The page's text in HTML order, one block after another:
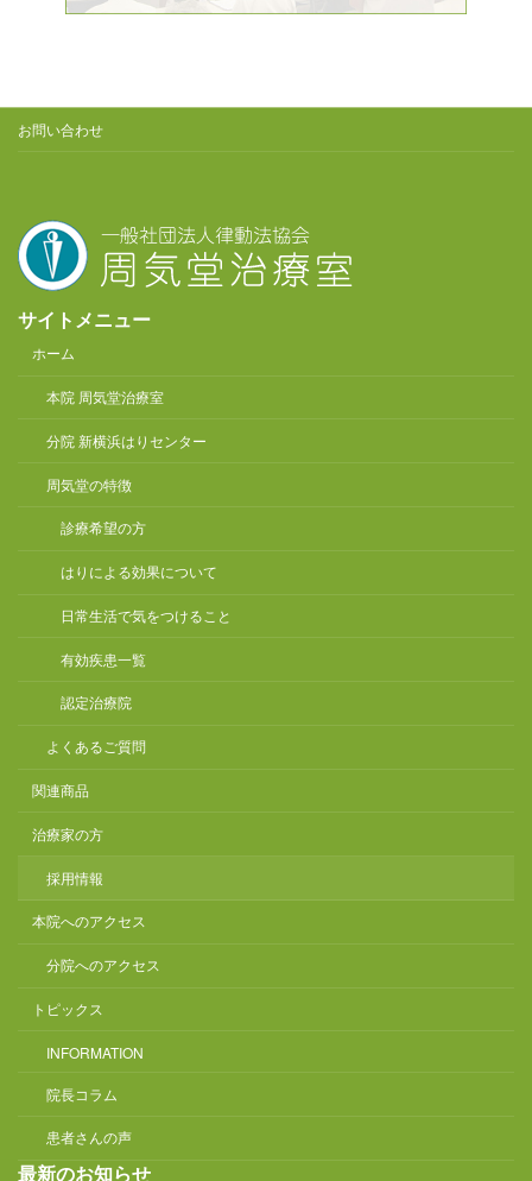
お問い合わせ
サイトメニュー
ホーム
本院 周気堂治療室
分院 新横浜はりセンター
周気堂の特徴
診療希望の方
はりによる効果について
日常生活で気をつけること
有効疾患一覧
認定治療院
よくあるご質問
関連商品
治療家の方
採用情報
本院へのアクセス
分院へのアクセス
トピックス
INFORMATION
院長コラム
患者さんの声
最新のお知らせ